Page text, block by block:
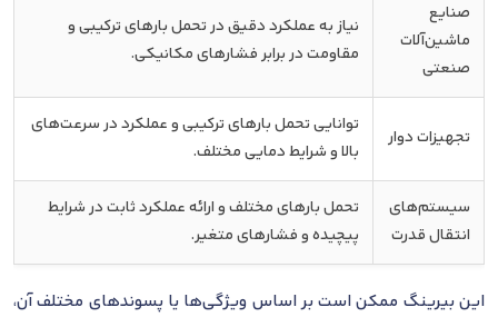
صنایع
ماشین‌آلات
صنعتی
نیاز به عملکرد دقیق در تحمل بارهای ترکیبی و
مقاومت در برابر فشارهای مکانیکی.
تجهیزات دوار
توانایی تحمل بارهای ترکیبی و عملکرد در سرعت‌های
بالا و شرایط دمایی مختلف.
سیستم‌های
انتقال قدرت
تحمل بارهای مختلف و ارائه عملکرد ثابت در شرایط
پیچیده و فشارهای متغیر.
این بیرینگ ممکن است بر اساس ویژگی‌ها یا پسوندهای مختلف آن،